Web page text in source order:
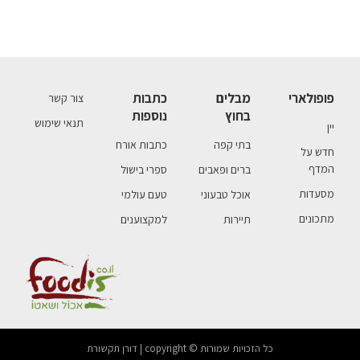
פופולארי
יין
חדש על
המדף
מסעדות
מתכונים
מבלים
בחוץ
בתי קפה
ברים ופאבים
אוכל טבעוני
תיירות
כתבות
נוספות
כתבות אורח
ספרי בישול
טעם עולמי
למקצוענים
צור קשר
תנאי שימוש
כל הזכויות שמורות © copyright | דורן תקשורת